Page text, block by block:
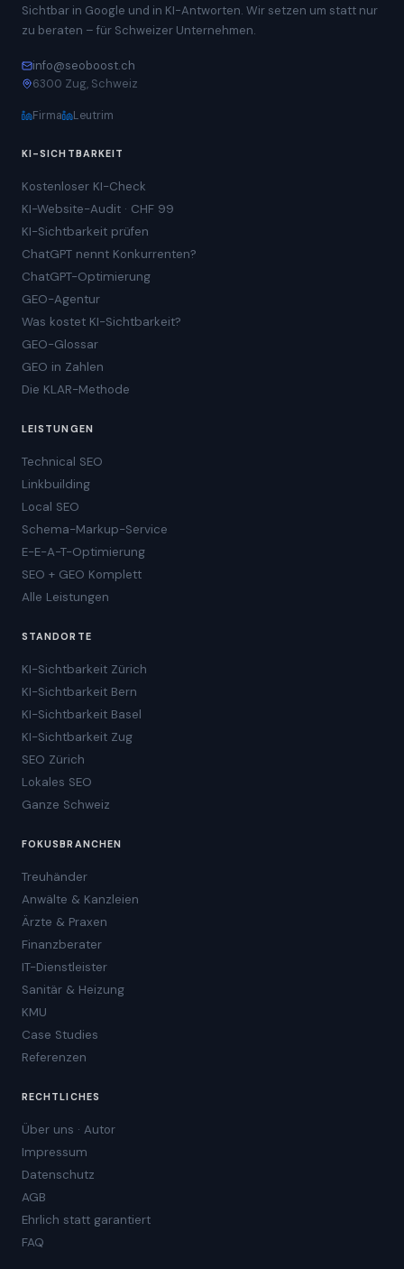
Sichtbar in Google und in KI-Antworten. Wir setzen um statt nur
zu beraten – für Schweizer Unternehmen.
info@seoboost.ch
6300 Zug, Schweiz
Firma Leutrim
KI-SICHTBARKEIT
Kostenloser KI-Check
KI-Website-Audit · CHF 99
KI-Sichtbarkeit prüfen
ChatGPT nennt Konkurrenten?
ChatGPT-Optimierung
GEO-Agentur
Was kostet KI-Sichtbarkeit?
GEO-Glossar
GEO in Zahlen
Die KLAR-Methode
LEISTUNGEN
Technical SEO
Linkbuilding
Local SEO
Schema-Markup-Service
E-E-A-T-Optimierung
SEO + GEO Komplett
Alle Leistungen
STANDORTE
KI-Sichtbarkeit Zürich
KI-Sichtbarkeit Bern
KI-Sichtbarkeit Basel
KI-Sichtbarkeit Zug
SEO Zürich
Lokales SEO
Ganze Schweiz
FOKUSBRANCHEN
Treuhänder
Anwälte & Kanzleien
Ärzte & Praxen
Finanzberater
IT-Dienstleister
Sanitär & Heizung
KMU
Case Studies
Referenzen
RECHTLICHES
Über uns · Autor
Impressum
Datenschutz
AGB
Ehrlich statt garantiert
FAQ